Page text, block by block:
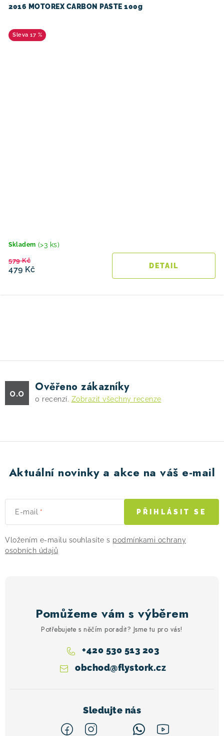
2016 MOTOREX CARBON PASTE 100g
17 %
Skladem (>3 ks)
479 Kč
579 Kč
á
d
a
c
r
k
y
v
p
i
s
0.0 Ověřeno zákazníky
0 recenzí. Zobrazit všechny recenze
Aktuální novinky a akce na váš e-mail
E-mail
Vložením e-mailu souhlasíte s podmínkami ochrany
osobních údajů
PŘIHLÁSIT SE
Pomůžeme vám s výběrem
Potřebujete s něčím poradit? Jsme tu pro vás!
obchod@flystork.cz
+420 530 513 203